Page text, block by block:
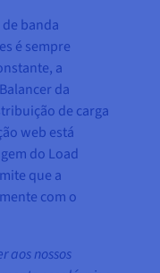
banda
é sempre
a
da
de carga
web está
do Load
que a
com o
aos nossos